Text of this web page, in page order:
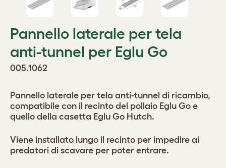
Pannello laterale per tela
anti-tunnel per Eglu Go
005.1062
Pannello laterale per tela anti-tunnel di ricambio,
compatibile con il recinto del pollaio Eglu Go e
quello della casetta Eglu Go Hutch.
Viene installato lungo il recinto per impedire ai
predatori di scavare per poter entrare.